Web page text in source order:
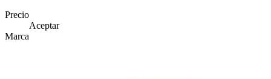
Precio
Aceptar
Marca